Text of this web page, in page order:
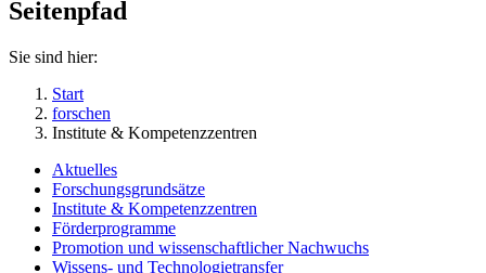
Seitenpfad
Sie sind hier:
Start
forschen
Institute & Kompetenzzentren
Aktuelles
Forschungsgrundsätze
Institute & Kompetenzzentren
Förderprogramme
Promotion und wissenschaftlicher Nachwuchs
Wissens- und Technologietransfer